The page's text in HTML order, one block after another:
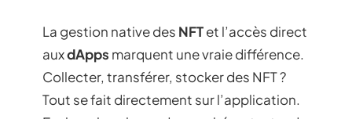
La gestion native des NFTet l’accès direct
auxdApps marquent une vraie différence.
Collecter, transférer, stocker des NFT ?
Tout se fait directement sur l’application.